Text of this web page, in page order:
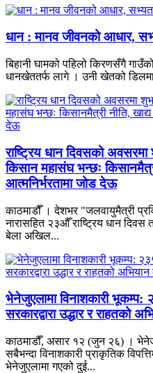
धान : मानव जीवनको आधार,
बिहानी घामको पहिलो किरणसँगै
धानखेततर्फ लागे । उनी खेतको
राष्ट्रिय धान दिवसको
किसान महासंघ भन्छः
आत्मनिर्भरतामा जोड देऊ
काठमाडौँ । देशभर "जलवायुमैत्री
नारासहित २३औँ राष्ट्रिय धान दिवस
बेला अखिल...
भेनेजुएलामा विनाशकारी
सरकारद्वारा उद्धार र राहतको
काठमाडौँ, असार १२ (जुन २६) ।
सबैभन्दा विनाशकारी प्राकृतिक
भेनेजुएलामा गएको दुई...